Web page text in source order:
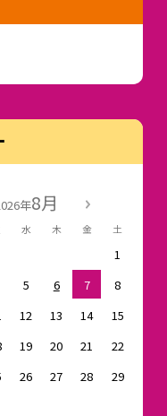
年8月
水 木 金 土
1
5 6 7
8
12 13 14
15
19 20 21
22
26 27 28
29